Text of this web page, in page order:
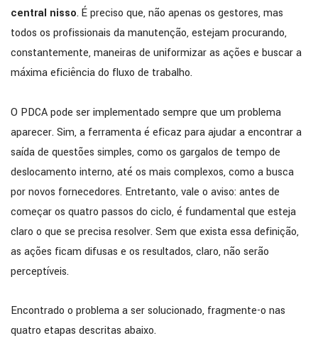
central nisso. É preciso que, não apenas os gestores, mas
todos os profissionais da manutenção, estejam procurando,
constantemente, maneiras de uniformizar as ações e buscar a
máxima eficiência do fluxo de trabalho.
O PDCA pode ser implementado sempre que um problema
aparecer. Sim, a ferramenta é eficaz para ajudar a encontrar a
saída de questões simples, como os gargalos de tempo de
deslocamento interno, até os mais complexos, como a busca
por novos fornecedores. Entretanto, vale o aviso: antes de
começar os quatro passos do ciclo, é fundamental que esteja
claro o que se precisa resolver. Sem que exista essa definição,
as ações ficam difusas e os resultados, claro, não serão
perceptíveis.
Encontrado o problema a ser solucionado, fragmente-o nas
quatro etapas descritas abaixo.